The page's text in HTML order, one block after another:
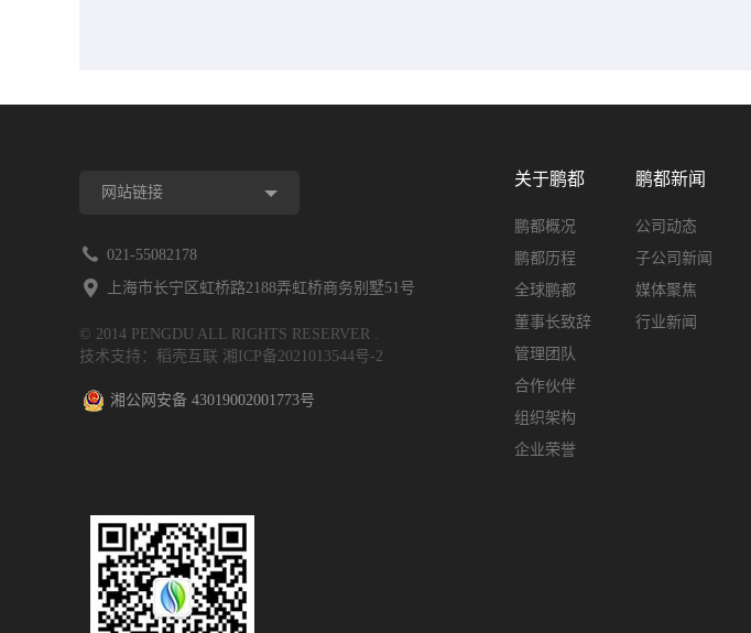
网站链接
021-55082178
上海市长宁区虹桥路2188弄虹桥商务别墅51号
© 2014 PENGDU ALL RIGHTS RESERVER .
技术支持：稻壳互联 湘ICP备2021013544号-2
湘公网安备 43019002001773号
关于鹏都
鹏都概况
鹏都历程
全球鹏都
董事长致辞
管理团队
合作伙伴
组织架构
企业荣誉
鹏都新闻
公司动态
子公司新闻
媒体聚焦
行业新闻